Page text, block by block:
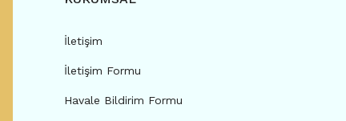
İletişim
İletişim Formu
Havale Bildirim Formu